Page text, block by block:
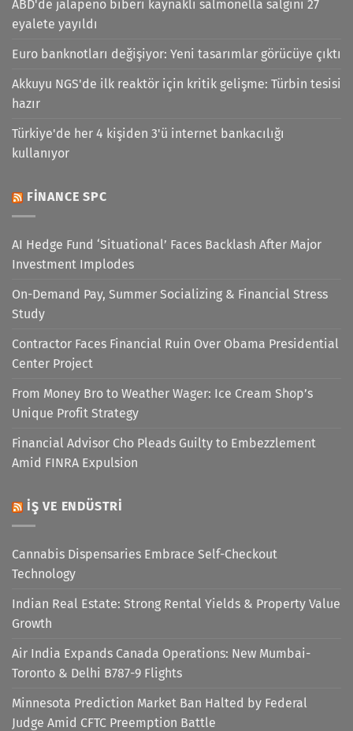
ABD'de jalapeno biberi kaynaklı salmonella salgını 27
eyalete yayıldı
Euro banknotları değişiyor: Yeni tasarımlar görücüye çıktı
Akkuyu NGS'de ilk reaktör için kritik gelişme: Türbin tesisi
hazır
Türkiye'de her 4 kişiden 3'ü internet bankacılığı
kullanıyor
FINANCE SPC
AI Hedge Fund ‘Situational’ Faces Backlash After Major
Investment Implodes
On-Demand Pay, Summer Socializing & Financial Stress
Study
Contractor Faces Financial Ruin Over Obama Presidential
Center Project
From Money Bro to Weather Wager: Ice Cream Shop’s
Unique Profit Strategy
Financial Advisor Cho Pleads Guilty to Embezzlement
Amid FINRA Expulsion
İŞ VE ENDÜSTRI
Cannabis Dispensaries Embrace Self-Checkout
Technology
Indian Real Estate: Strong Rental Yields & Property Value
Growth
Air India Expands Canada Operations: New Mumbai-
Toronto & Delhi B787-9 Flights
Minnesota Prediction Market Ban Halted by Federal
Judge Amid CFTC Preemption Battle